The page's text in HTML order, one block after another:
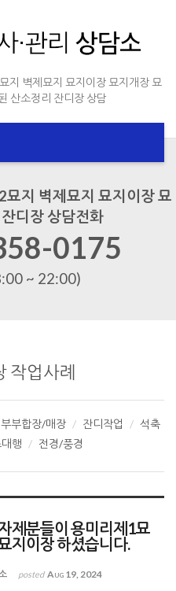
지 벽제묘지 묘지이장 묘지개장 묘
산소정리 잔디장 상담
지 벽제묘지 묘지이장 묘
디장 상담전화
0175
~ 22:00)
업사례
부부합장/매장 잔디작업
석축
행 전경/풍경
제분들이 용미리제1묘
지이장 하셨습니다.
posted Aug 19, 2024